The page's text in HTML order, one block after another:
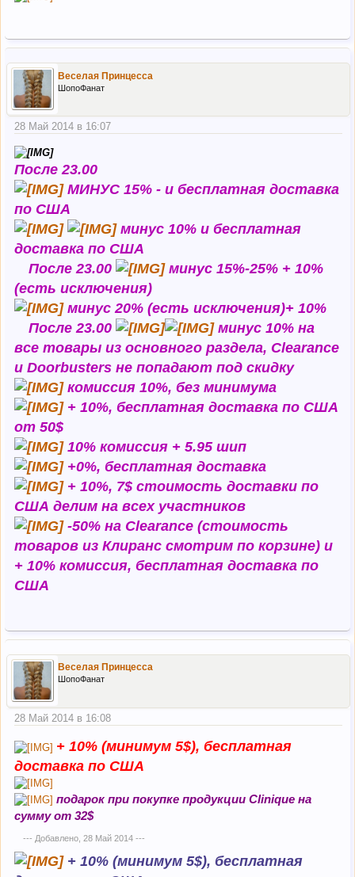
Веселая Принцесса
ШопоФанат
28 Май 2014 в 16:07
После 23.00
МИНУС 15% - и бесплатная доставка
по США
минус 10% и бесплатная
доставка по США
После 23.00
минус 15%-25% + 10%
(есть исключения)
минус 20% (есть исключения)+ 10%
После 23.00
минус 10% на
все товары из основного раздела, Clearance
и Doorbusters не попадают под скидку
комиссия 10%, без минимума
+ 10%, бесплатная доставка по США
от 50$
10% комиссия + 5.95 шип
+0%, бесплатная доставка
+ 10%, 7$ стоимость доставки по
США делим на всех участников
-50% на Clearance (стоимость
товаров из Клиранс смотрим по корзине) и
+ 10% комиссия, бесплатная доставка по
США
Веселая Принцесса
ШопоФанат
28 Май 2014 в 16:08
+ 10% (минимум 5$), бесплатная
доставка по США
подарок при покупке продукции Clinique на
сумму от 32$
--- Добавлено, 28 Май 2014---
+ 10% (минимум 5$), бесплатная